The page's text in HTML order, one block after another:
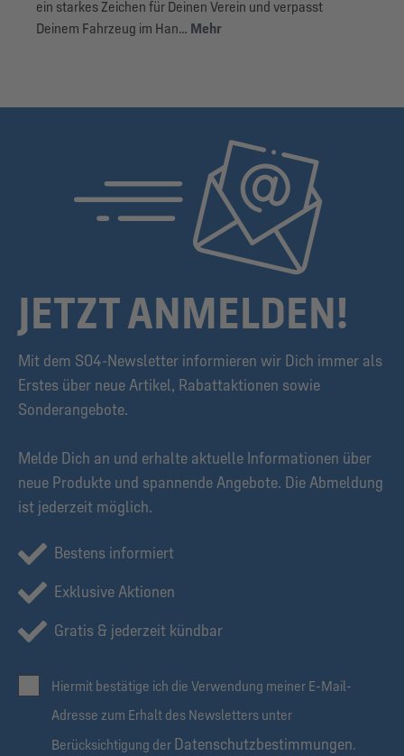
ein starkes Zeichen für Deinen Verein und verpasst
Deinem Fahrzeug im Han… Mehr
JETZT ANMELDEN!
Mit dem S04-Newsletter informieren wir Dich immer als
Erstes über neue Artikel, Rabattaktionen sowie
Sonderangebote.
Melde Dich an und erhalte aktuelle Informationen über
neue Produkte und spannende Angebote. Die Abmeldung
ist jederzeit möglich.
Bestens informiert
Exklusive Aktionen
Gratis & jederzeit kündbar
Hiermit bestätige ich die Verwendung meiner E-Mail-
Adresse zum Erhalt des Newsletters unter
Berücksichtigung der Datenschutzbestimmungen.